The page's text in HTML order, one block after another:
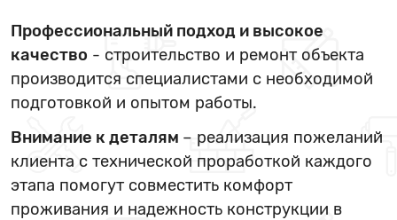
Профессиональный подход и высокое
качество - строительство и ремонт объекта
производится специалистами с необходимой
подготовкой и опытом работы.
Внимание к деталям – реализация пожеланий
клиента с технической проработкой каждого
этапа помогут совместить комфорт
проживания и надежность конструкции в